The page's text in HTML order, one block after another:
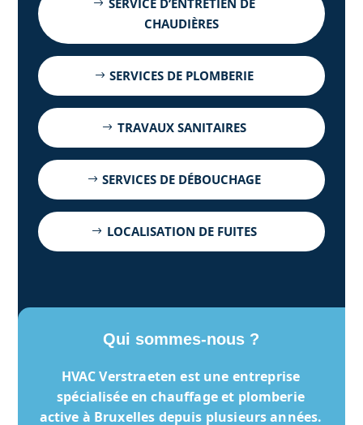
SERVICE D’ENTRETIEN DE
CHAUDIÈRES
SERVICES DE PLOMBERIE
TRAVAUX SANITAIRES
SERVICES DE DÉBOUCHAGE
LOCALISATION DE FUITES
Qui sommes-nous ?
HVAC Verstraeten est une entreprise
spécialisée en chauffage et plomberie
active à Bruxelles depuis plusieurs années.